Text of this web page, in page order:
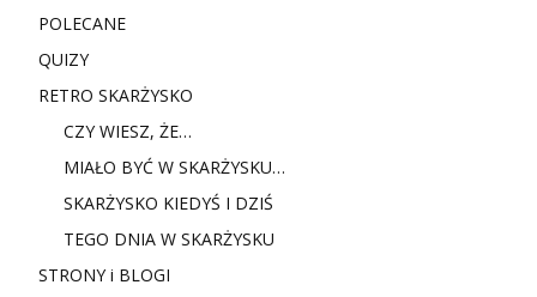
POLECANE
QUIZY
RETRO SKARŻYSKO
CZY WIESZ, ŻE…
MIAŁO BYĆ W SKARŻYSKU…
SKARŻYSKO KIEDYŚ I DZIŚ
TEGO DNIA W SKARŻYSKU
STRONY i BLOGI